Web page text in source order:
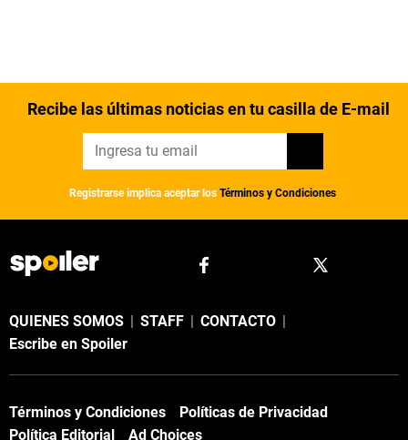
Recibe las últimas noticias en tu casilla de E-mail
Registrarse implica aceptar los Términos y Condiciones
QUIENES SOMOS | STAFF | CONTACTO |
Escribe en Spoiler
Términos y Condiciones
Políticas de Privacidad
Política Editorial
Ad Choices